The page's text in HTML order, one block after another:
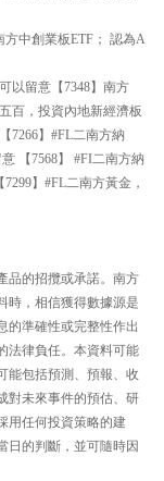
中創業板ETF； 認為A
以留意【7348】南方
百，投資內地新經濟板
7266】#FL二南方納
【7568】 #FI二南方納
】#FL二南方黃金，
品的招攬或承諾。南方
時，相信獲得數據源是
的準確性或完整性作出
法律負任。本資料可能
能包括預測、預報、收
對未來事件的預估、研
用任何投資策略的建
日的判斷，並可隨時因